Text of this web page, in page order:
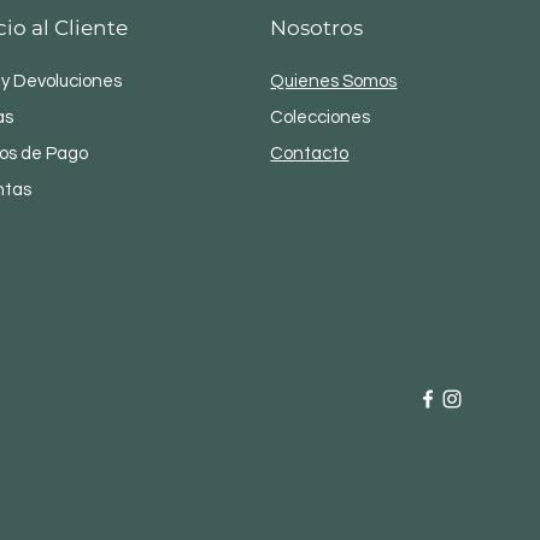
al Cliente
y Devoluciones
de Pago
Nosotros
Quienes Somos
Colecciones
Contacto